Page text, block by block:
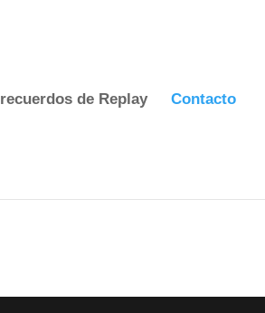
de Replay Contacto